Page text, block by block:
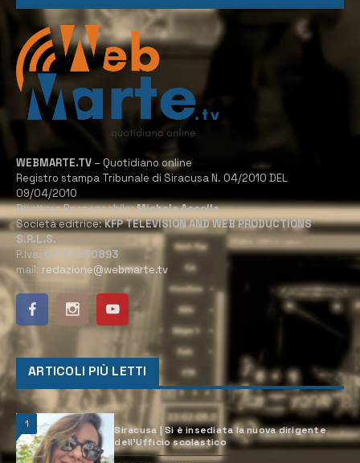
WEBMARTE.TV – Quotidiano online
Registro stampa Tribunale di Siracusa N. 04/2010 DEL
09/04/2010
Direttore Responsabile:Michele Accolla
Società editrice:KFP TELEVISION AND WEB PRODUCTIONS
S.R.L.S.
P.Iva: 02184950893
mail: redazione@webmarte.tv
ARTICOLI PIÙ LETTI
1
Siracusa | Si è insediata la nuova dirigente
dell’Ufficio scolastico